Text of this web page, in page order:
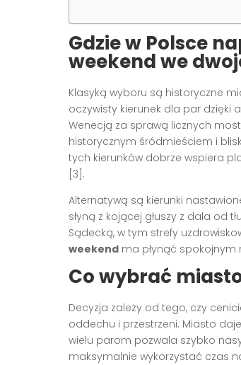
Gdzie w Polsce
weekend we
Klasyką wyboru są historyczne
oczywisty kierunek dla par dzięki
Wenecją za sprawą licznych
historycznym śródmieściem i
tych kierunków dobrze wspiera
[3].
Alternatywą są kierunki
słyną z kojącej głuszy z dala od
Sądecką, w tym strefy
weekend ma płynąć
Co wybrać
Decyzja zależy od tego, czy
oddechu i przestrzeni. Miasto
wielu parom pozwala szybko
maksymalnie wykorzystać czas